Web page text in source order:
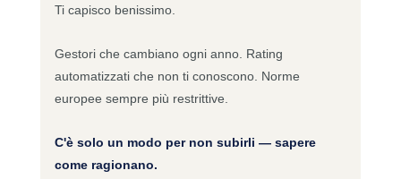
Ti capisco benissimo.
Gestori che cambiano ogni anno. Rating
automatizzati che non ti conoscono. Norme
europee sempre più restrittive.
C'è solo un modo per non subirli — sapere
come ragionano.